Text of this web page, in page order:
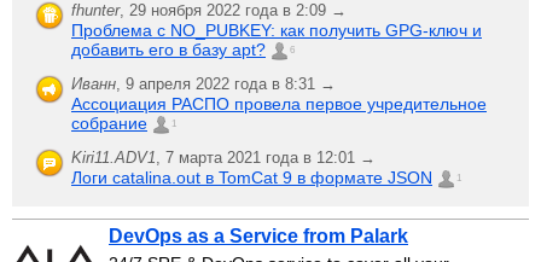
fhunter, 29 ноября 2022 года в 2:09 →
Проблема с NO_PUBKEY: как получить GPG-ключ и
добавить его в базу apt?
6
Иванн, 9 апреля 2022 года в 8:31 →
Ассоциация РАСПО провела первое учредительное
собрание
1
Kiri11.ADV1, 7 марта 2021 года в 12:01 →
Логи catalina.out в TomCat 9 в формате JSON 1
DevOps as a Service from Palark